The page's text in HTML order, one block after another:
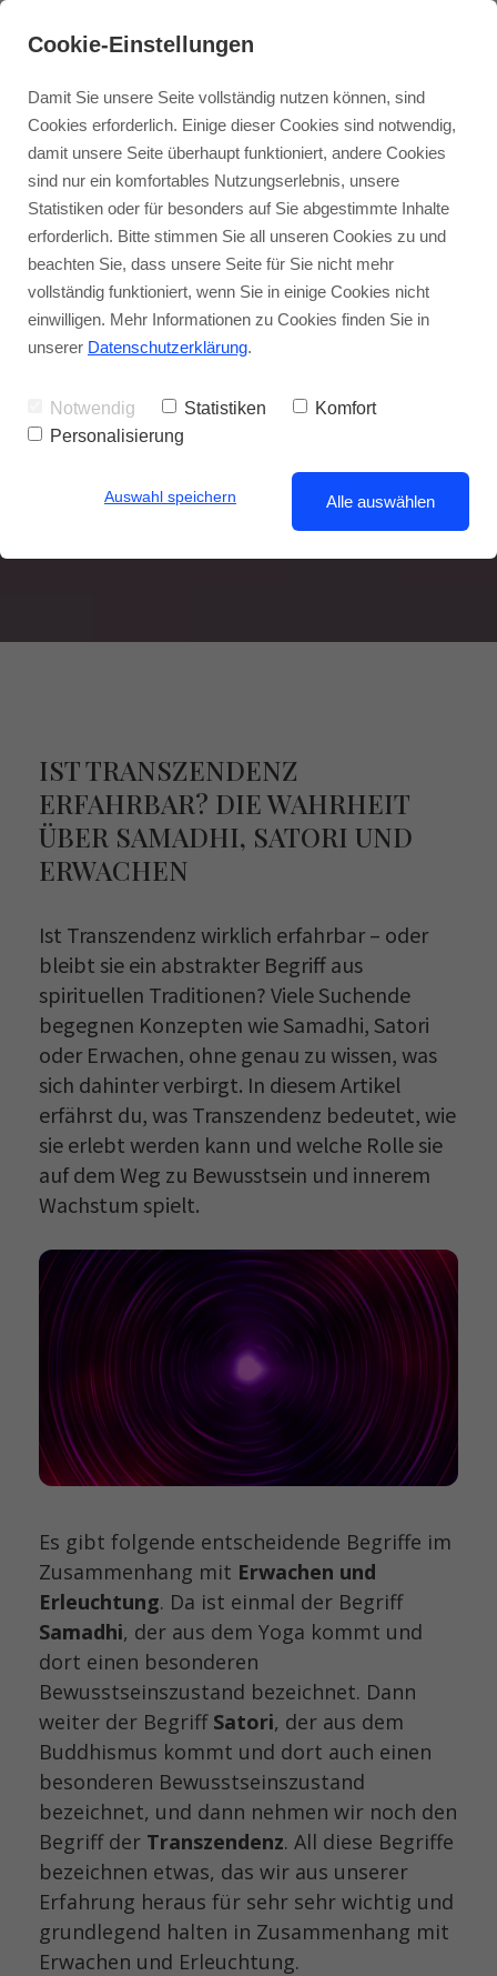
Gratis Webinar
Intensivkurs Erleuchtung
TAT-Ausbildung
Online Einstieg
T-Shirt-Shop
Bücher
Edition Erleuchtung
Erleuchtungskongresse
Erleuchtung - Blog
Wie du inneren Frieden findest und
dein Bewusstsein erweiterst
IST TRANSZENDENZ
ERFAHRBAR? DIE WAHRHEIT
ÜBER SAMADHI, SATORI UND
ERWACHEN
Ist Transzendenz wirklich erfahrbar – oder
bleibt sie ein abstrakter Begriff aus
spirituellen Traditionen? Viele Suchende
begegnen Konzepten wie Samadhi, Satori
oder Erwachen, ohne genau zu wissen, was
sich dahinter verbirgt. In diesem Artikel
erfährst du, was Transzendenz bedeutet, wie
sie erlebt werden kann und welche Rolle sie
auf dem Weg zu Bewusstsein und innerem
Wachstum spielt.
Es gibt folgende entscheidende Begriffe im
Zusammenhang mit Erwachen und
Erleuchtung. Da ist einmal der Begriff
Samadhi, der aus dem Yoga kommt und
dort einen besonderen
Bewusstseinszustand bezeichnet. Dann
weiter der Begriff Satori, der aus dem
Buddhismus kommt und dort auch einen
besonderen Bewusstseinszustand
bezeichnet, und dann nehmen wir noch den
Begriff der Transzendenz. All diese Begriffe
bezeichnen etwas, das wir aus unserer
Erfahrung heraus für sehr sehr wichtig und
grundlegend halten in Zusammenhang mit
Erwachen und Erleuchtung.
Cookie-Einstellungen
Damit Sie unsere Seite vollständig nutzen können, sind
Cookies erforderlich. Einige dieser Cookies sind notwendig,
damit unsere Seite überhaupt funktioniert, andere Cookies
sind nur ein komfortables Nutzungserlebnis, unsere
Statistiken oder für besonders auf Sie abgestimmte Inhalte
erforderlich. Bitte stimmen Sie all unseren Cookies zu und
beachten Sie, dass unsere Seite für Sie nicht mehr
vollständig funktioniert, wenn Sie in einige Cookies nicht
einwilligen. Mehr Informationen zu Cookies finden Sie in
unserer Datenschutzerklärung.
Notwendig Statistiken
Komfort
Personalisierung
Auswahl speichern Alle auswählen